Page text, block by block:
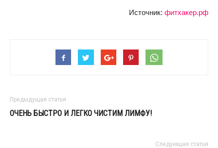
Источник: фитхакер.рф
Предыдущая статья
ОЧЕНЬ БЫСТРО И ЛЕГКО ЧИСТИМ ЛИМФУ!
Следующая статья